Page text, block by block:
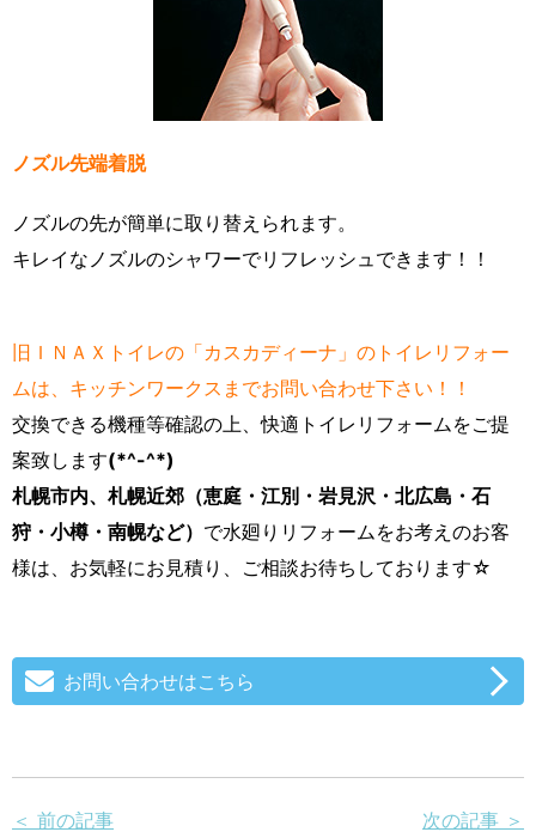
ノズル先端着脱
ノズルの先が簡単に取り替えられます。
キレイなノズルのシャワーでリフレッシュできます！！
旧ＩＮＡＸトイレの「カスカディーナ」のトイレリフォー
ムは、キッチンワークスまでお問い合わせ下さい！！
交換できる機種等確認の上、快適トイレリフォームをご提
案致します(*^-^*)
札幌市内、札幌近郊（恵庭・江別・岩見沢・北広島・石
狩・小樽・南幌など） で水廻りリフォームをお考えのお客
様は、お気軽にお見積り、ご相談お待ちしております☆
お問い合わせはこちら
＜ 前の記事 次の記事 ＞